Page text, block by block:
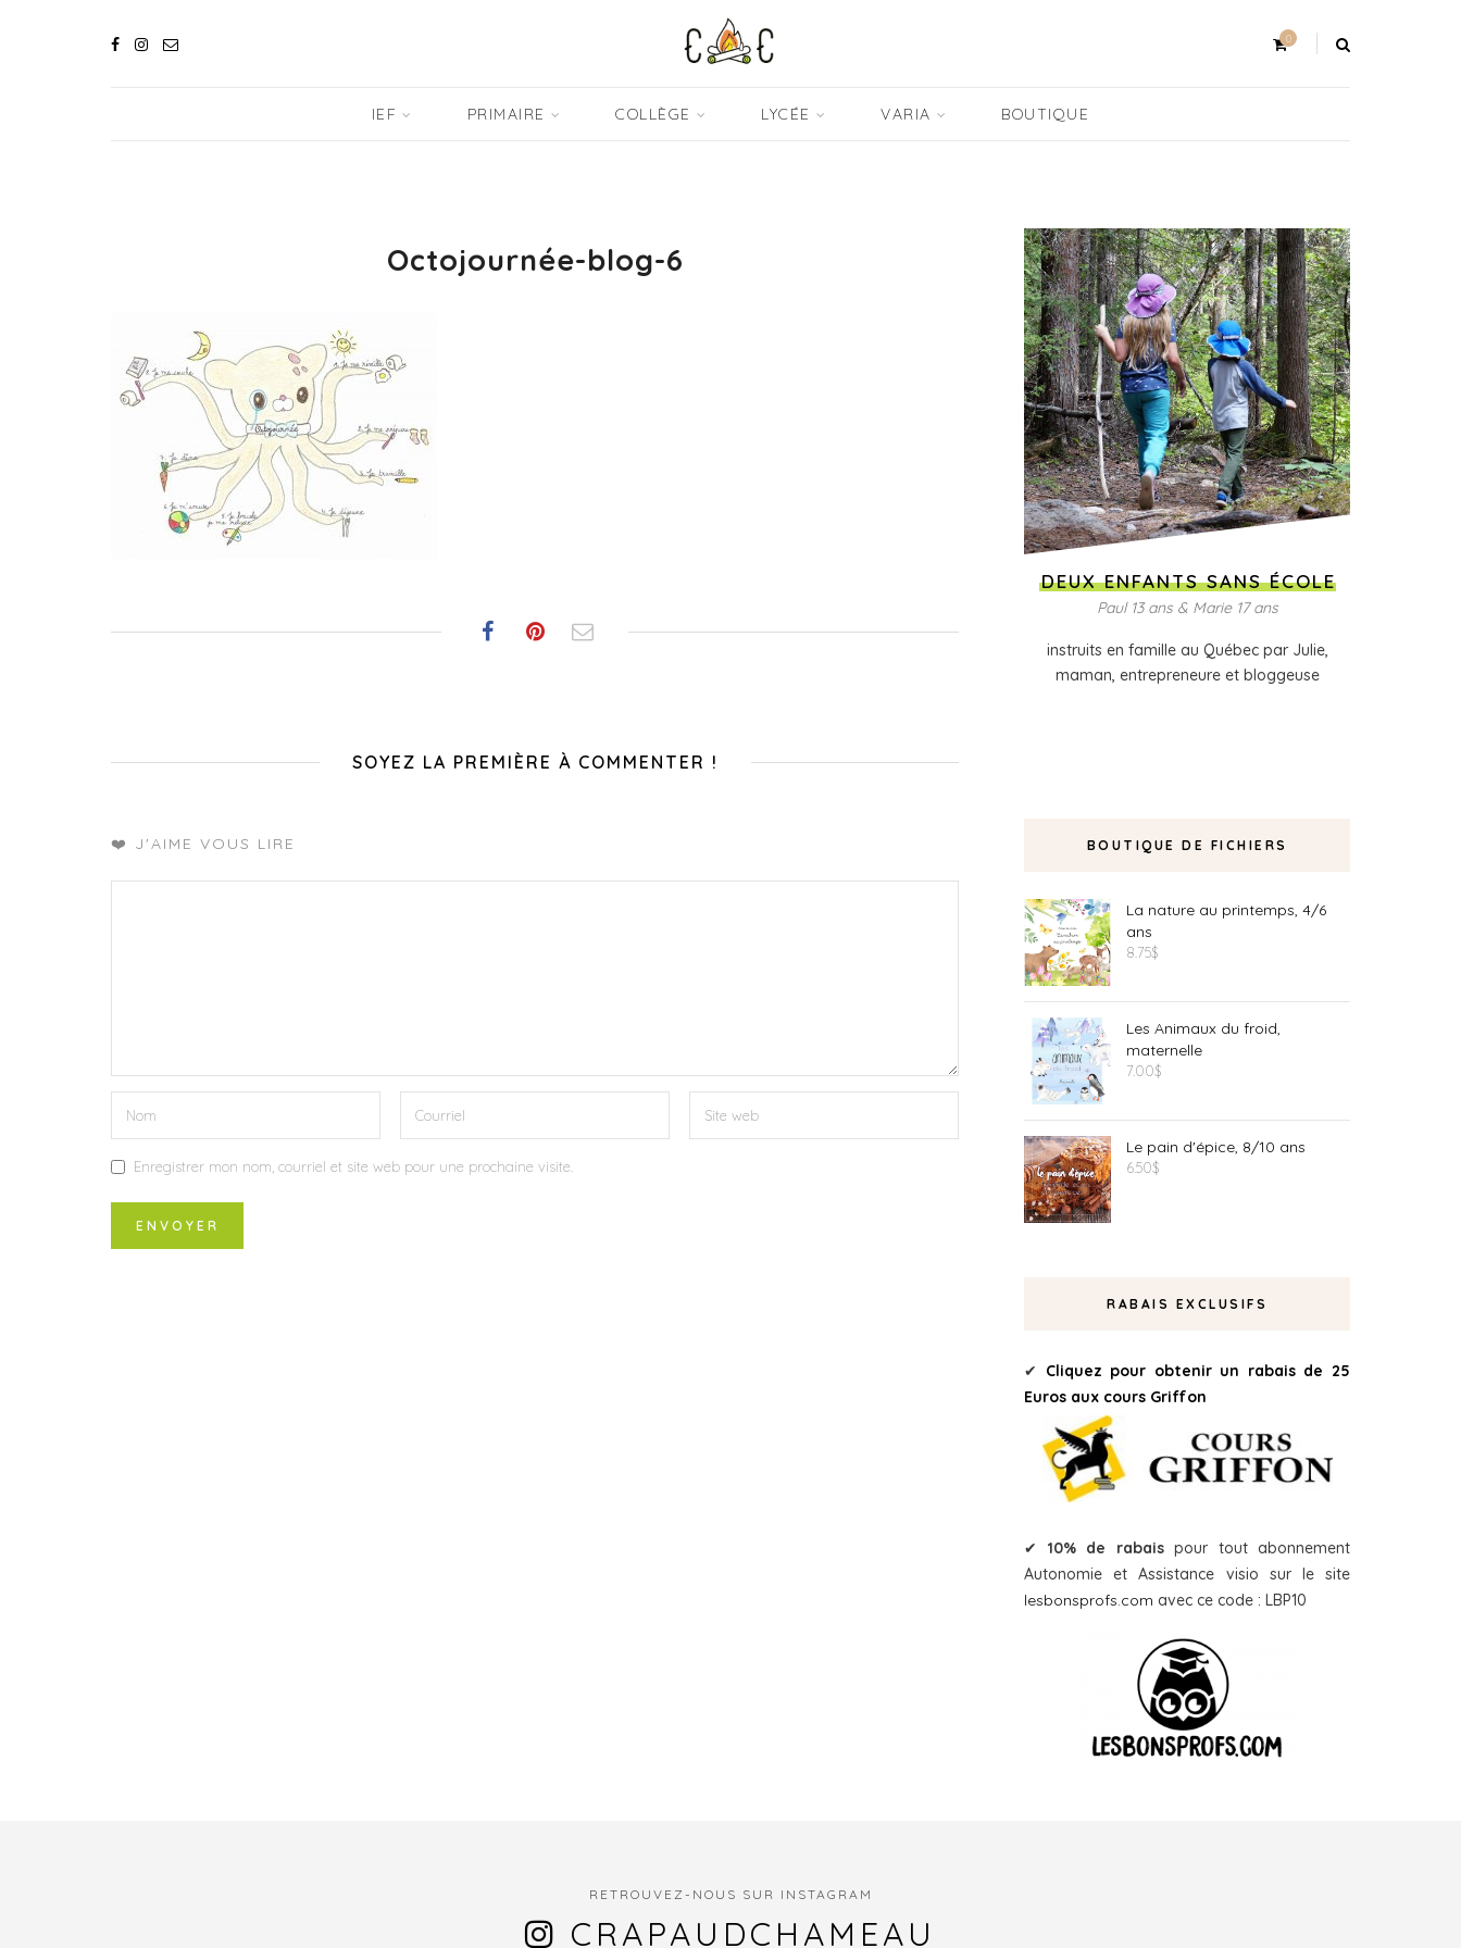
0
IEF PRIMAIRE COLLÈGE LYCÉE VARIA BOUTIQUE
Octojournée-blog-6
SOYEZ LA PREMIÈRE À COMMENTER !
❤️ J'AIME VOUS LIRE
Enregistrer mon nom, courriel et site web pour une prochaine visite.
DEUX ENFANTS SANS ÉCOLE
Paul 13 ans & Marie 17 ans
instruits en famille au Québec par Julie,
maman, entrepreneure et bloggeuse
BOUTIQUE DE FICHIERS
La nature au printemps, 4/6
ans
8.75$
Les Animaux du froid,
maternelle
7.00$
Le pain d'épice, 8/10 ans
6.50$
RABAIS EXCLUSIFS
✔ Cliquez pour obtenir un rabais de 25
Euros aux cours Griffon
✔ 10% de rabaispour tout abonnement
Autonomie et Assistance visio sur le site
lesbonsprofs.com avec ce code : LBP10
RETROUVEZ-NOUS SUR INSTAGRAM
CRAPAUDCHAMEAU